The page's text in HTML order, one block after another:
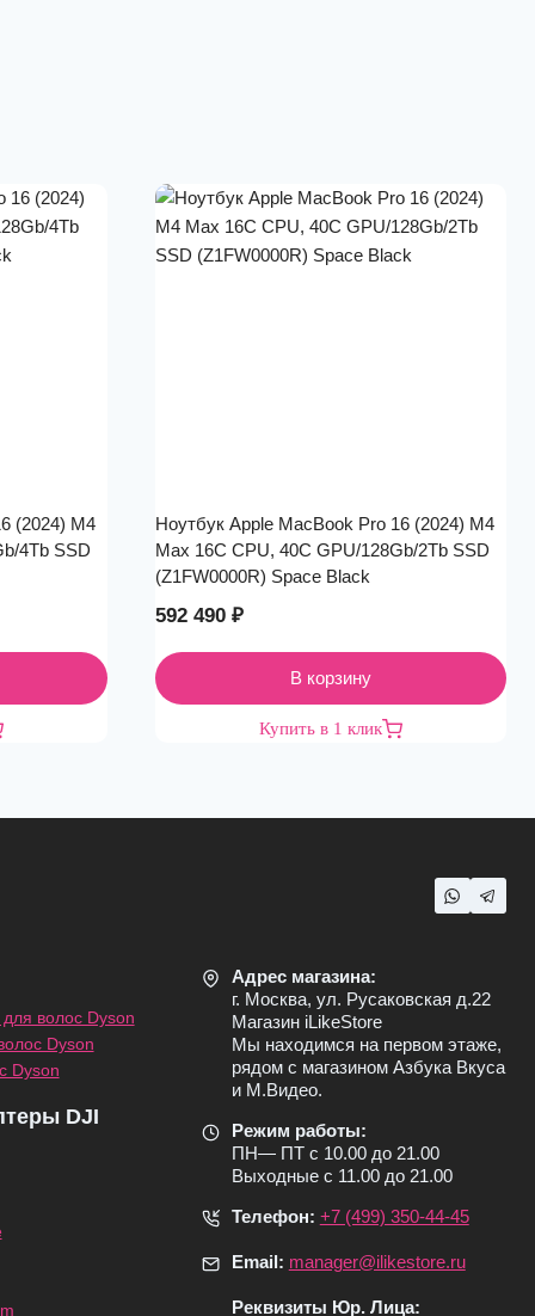
(2024) M4
4Tb SSD
Ноутбук Apple MacBook Pro 16 (2024) M4
Max 16C CPU, 40C GPU/128Gb/2Tb SSD
(Z1FW0000R) Space Black
592 490 ₽
В корзину
Купить в 1 клик
волос Dyson
Dyson
Dyson
DJI
Адрес магазина:
г. Москва, ул. Русаковская д.22
Магазин iLikeStore
Мы находимся на первом этаже,
рядом с магазином Азбука Вкуса
и М.Видео.
Режим работы:
ПН— ПТ с 10.00 до 21.00
Выходные с 11.00 до 21.00
Телефон: +7 (499) 350-44-45
Email: manager@ilikestore.ru
Реквизиты Юр. Лица: